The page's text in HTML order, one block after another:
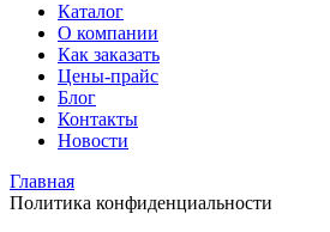
Каталог
О компании
Как заказать
Цены-прайс
Блог
Контакты
Новости
Главная
Политика конфиденциальности